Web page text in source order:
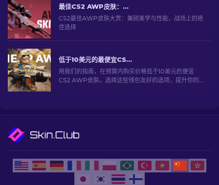
最佳CS2 AWP皮肤：狙击手的选择[2026]
CS2最佳AWP皮肤大赏：兼顾美学与性能，战场上的绝
佳选择
低于10美元的最便宜CS2 AWP皮肤：完整列表 [2026]
用我们的指南，在预算内购买价格低于10美元的便宜
CS2 AWP皮肤。选择这些钱包友好的选项，提升你的